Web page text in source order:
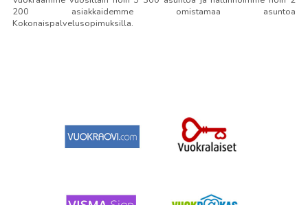
200 asiakkaidemme omistamaa asuntoa
Kokonaispalvelusopimuksilla.